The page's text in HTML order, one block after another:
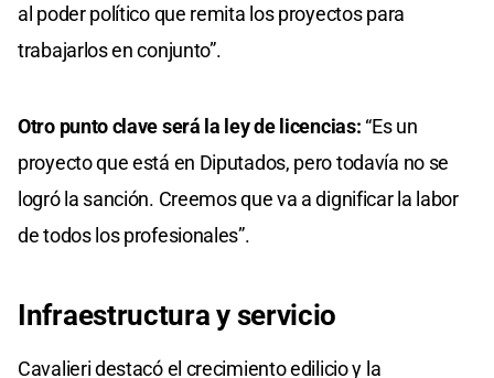
al poder político que remita los proyectos para
trabajarlos en conjunto”.
Otro punto clave será la ley de licencias: “Es un
proyecto que está en Diputados, pero todavía no se
logró la sanción. Creemos que va a dignificar la labor
de todos los profesionales”.
Infraestructura y servicio
Cavalieri destacó el crecimiento edilicio y la